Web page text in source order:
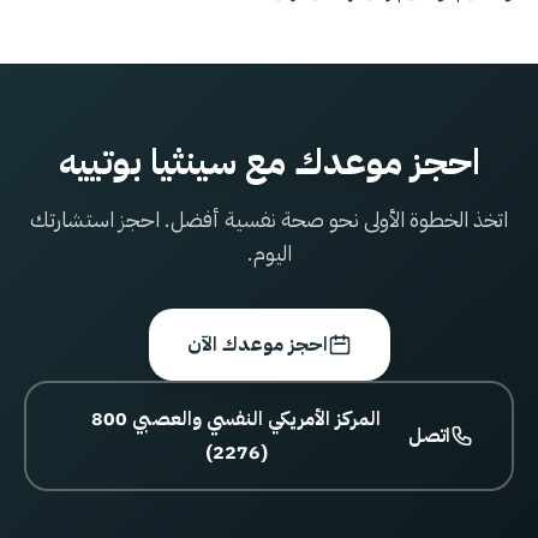
احجز موعدك مع سينثيا بوتييه
اتخذ الخطوة الأولى نحو صحة نفسية أفضل. احجز استشارتك
اليوم.
احجز موعدك الآن
اتصل
800 المركز الأمريكي النفسي والعصبي
(2276)